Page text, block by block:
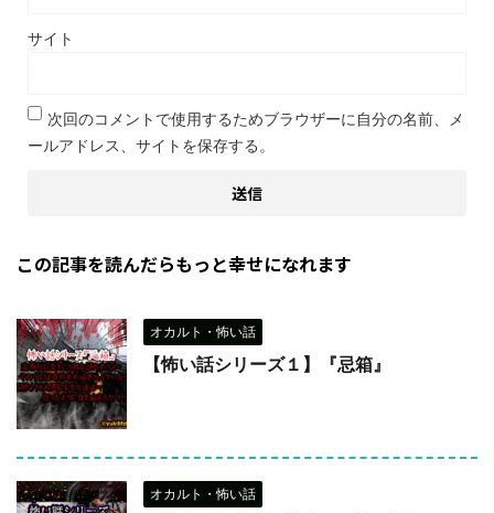
サイト
次回のコメントで使用するためブラウザーに自分の名前、メ
ールアドレス、サイトを保存する。
この記事を読んだらもっと幸せになれます
オカルト・怖い話
【怖い話シリーズ１】『忌箱』
オカルト・怖い話